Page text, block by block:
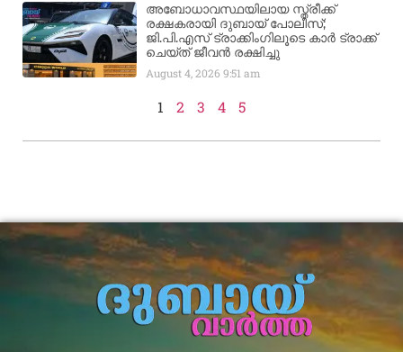
അബോധാവസ്ഥയിലായ സ്ത്രീക്ക്
രക്ഷകരായി ദുബായ് പോലീസ്;
ജി.പി.എസ് ട്രാക്കിംഗിലൂടെ കാർ ട്രാക്ക്
ചെയ്ത് ജീവൻ രക്ഷിച്ചു
August 4, 20269:51 am
1 2 3 4 5